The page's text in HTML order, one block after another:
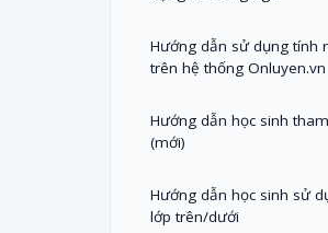
Hướng dẫn sử dụng tính
trên hệ thống Onluyen.vn
Hướng dẫn học sinh
(mới)
Hướng dẫn học sinh sử
lớp trên/dưới